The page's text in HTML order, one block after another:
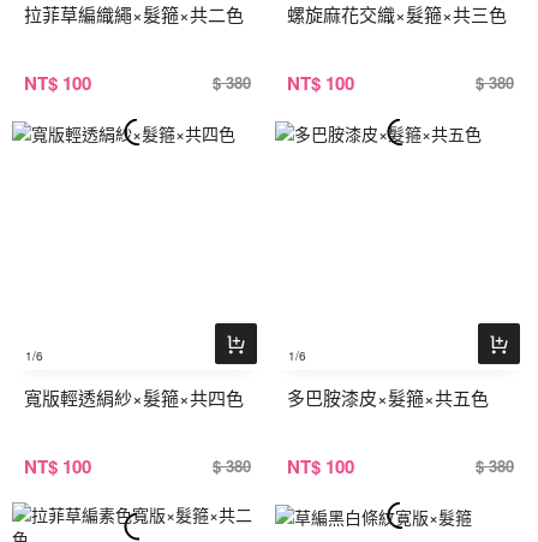
拉菲草編織繩×髮箍×共二色
NT$ 100 $ 380
螺旋麻花交織×髮箍×共三色
NT$ 100 $ 380
1/6
寬版輕透絹紗×髮箍×共四色
NT$ 100 $ 380
1/6
多巴胺漆皮×髮箍×共五色
NT$ 100 $ 380